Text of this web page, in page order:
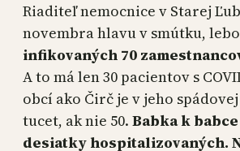
Riaditeľ nemocnice v Starej
novembra hlavu v smútku,
infikovaných 70
A to má len 30 pacientov s
obcí ako Čirč je v jeho
tucet, ak nie 50. Babka k
desiatky hospitalizovaných.